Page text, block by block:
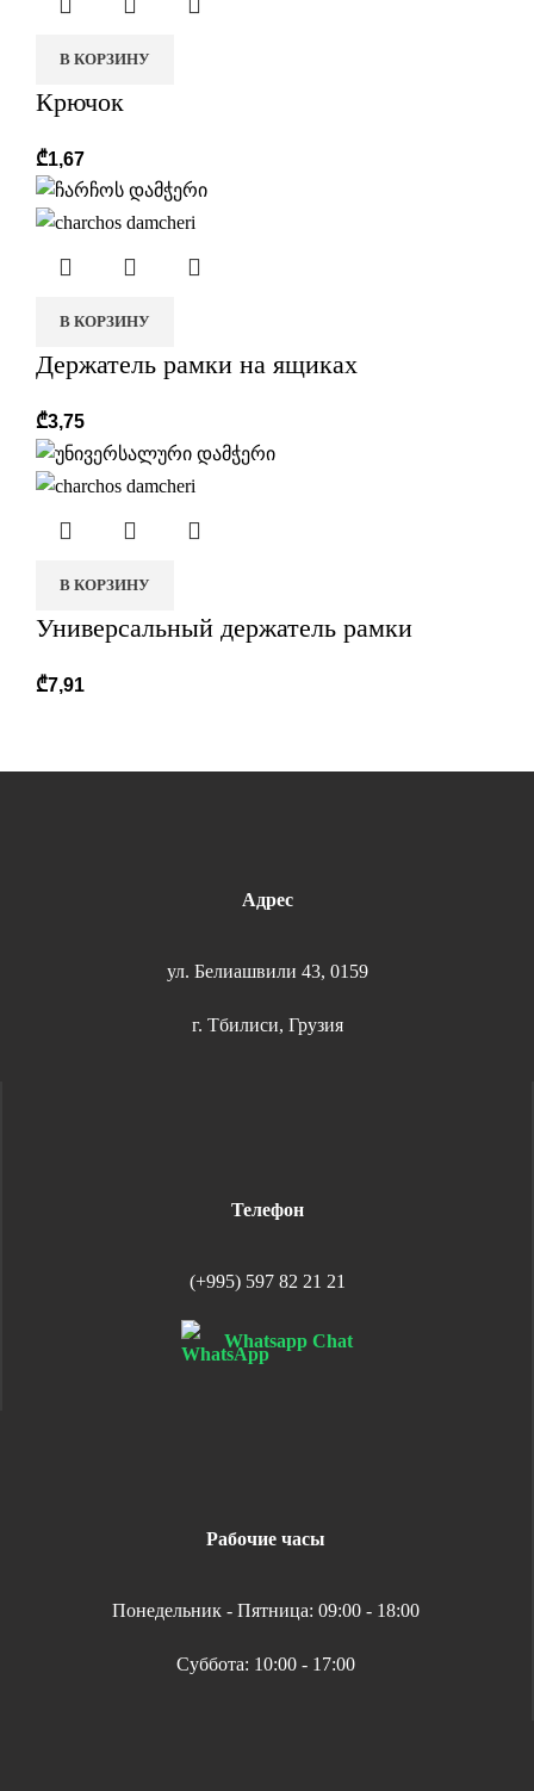
В КОРЗИНУ
Крючок
₾1,67
В КОРЗИНУ
Держатель рамки на ящиках
₾3,75
В КОРЗИНУ
Универсальный держатель рамки
₾7,91
Адрес
ул. Белиашвили 43, 0159
г. Тбилиси, Грузия
Телефон
(+995) 597 82 21 21
Whatsapp Chat
Рабочие часы
Понедельник - Пятница: 09:00 - 18:00
Суббота: 10:00 - 17:00